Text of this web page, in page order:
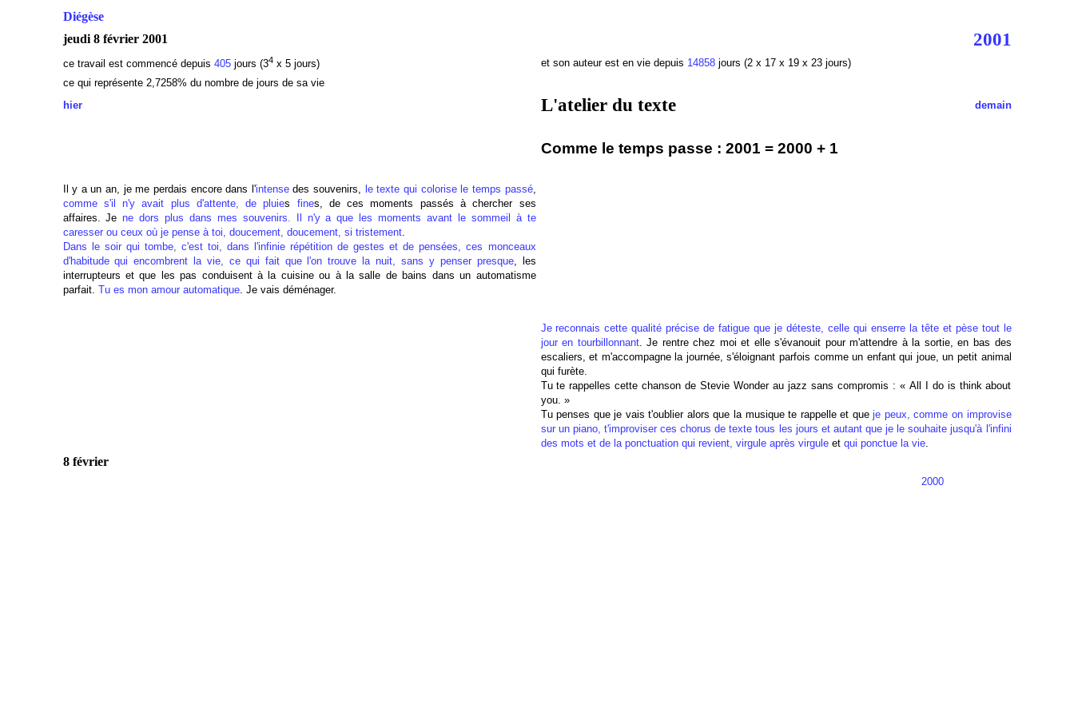
Diégèse
jeudi 8 février 2001
2001
ce travail est commencé depuis 405jours (34x 5 jours) et son auteur est en vie depuis 14858jours (2 x 17 x 19 x 23 jours)
ce qui représente 2,7258% du nombre de jours de sa vie
hier
L'atelier du texte demain
Comme le temps passe : 2001 = 2000 + 1
Il y a un an, je me perdais encore dans l'intensedes souvenirs, le texte qui colorise le temps passé,
comme s'il n'y avait plus d'attente, de pluies fines, de ces moments passés à chercher ses
affaires. Je ne dors plus dans mes souvenirs. Il n'y a que les moments avant le sommeil à te
caresser ou ceux où je pense à toi, doucement, doucement, si tristement.
Dans le soir qui tombe, c'est toi, dans l'infinie répétition de gestes et de pensées, ces monceaux
d'habitude qui encombrent la vie, ce qui fait que l'on trouve la nuit, sans y penser presque, les
interrupteurs et que les pas conduisent à la cuisine ou à la salle de bains dans un automatisme
parfait. Tu es mon amour automatique. Je vais déménager.
Je reconnais cette qualité précise de fatigue que je déteste, celle qui enserre la tête et pèse tout le
jour en tourbillonnant. Je rentre chez moi et elle s'évanouit pour m'attendre à la sortie, en bas des
escaliers, et m'accompagne la journée, s'éloignant parfois comme un enfant qui joue, un petit animal
qui furète.
Tu te rappelles cette chanson de Stevie Wonder au jazz sans compromis : « All I do is think about
you. »
Tu penses que je vais t'oublier alors que la musique te rappelle et queje peux, comme on improvise
sur un piano, t'improviser ces chorus de texte tous les jours et autant que je le souhaite jusqu'à l'infini
des mots et de la ponctuation qui revient, virgule après virguleet qui ponctue la vie.
8 février
2000